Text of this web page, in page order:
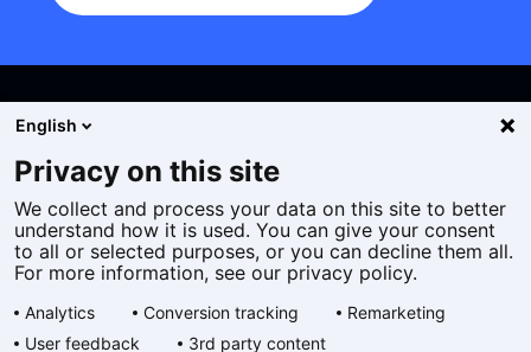
Cookies
Privacy statement
Toegankelijkheid
Algemene voorwaarden
English
Privacy on this site
We collect and process your data on this site to better
understand how it is used. You can give your consent
to all or selected purposes, or you can decline them all.
For more information, see our privacy policy.
Analytics Conversion tracking
Remarketing
User feedback
3rd party content